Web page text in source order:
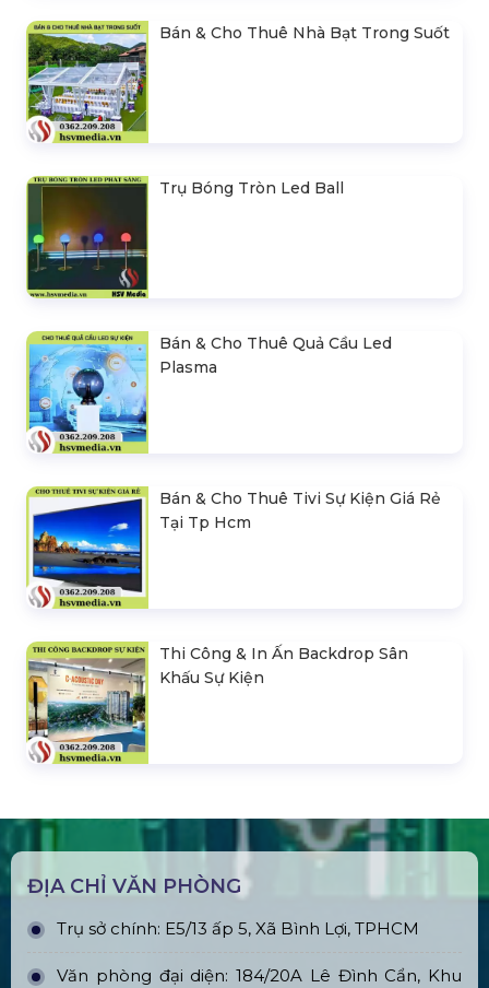
Bán & Cho Thuê Nhà Bạt Trong Suốt
Trụ Bóng Tròn Led Ball
Bán & Cho Thuê Quả Cầu Led
Plasma
Bán & Cho Thuê Tivi Sự Kiện Giá Rẻ
Tại Tp Hcm
Thi Công & In Ấn Backdrop Sân
Khấu Sự Kiện
ĐỊA CHỈ VĂN PHÒNG
Trụ sở chính: E5/13 ấp 5, Xã Bình Lợi, TPHCM
Văn phòng đại diện: 184/20A Lê Đình Cẩn, Khu